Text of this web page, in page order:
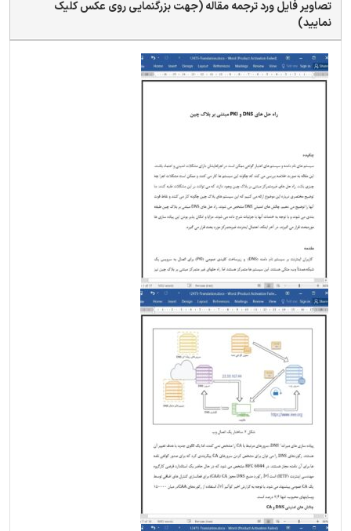
تصاویر فایل ورد ترجمه مقاله (جهت بزرگنمایی روی عکس کلیک
نمایید)